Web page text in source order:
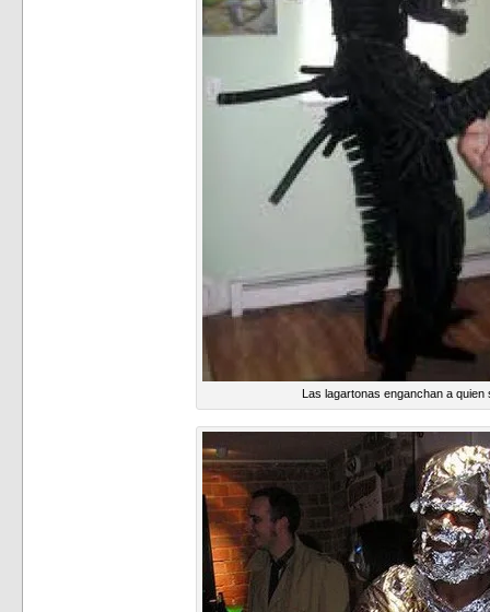
Las lagartonas enganchan a quien